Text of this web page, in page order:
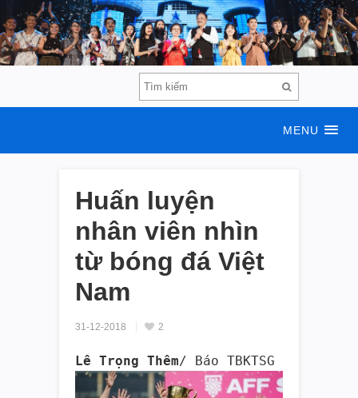
MENU
Huấn luyện
nhân viên nhìn
từ bóng đá Việt
Nam
31-12-2018 2
Lê Trọng Thêm/ Báo TBKTSG